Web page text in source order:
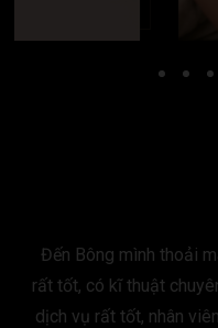
Đến Bông mình thoải
rất tốt, có kĩ thuật
dịch vụ rất tốt, nhân